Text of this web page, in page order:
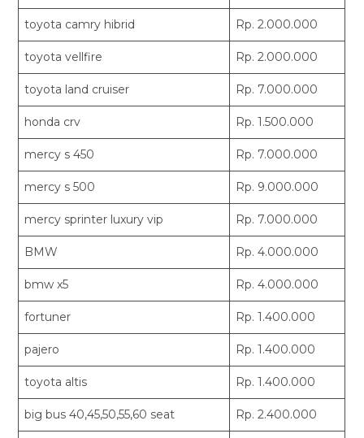
toyota camry hibrid Rp. 2.000.000
toyota vellfire Rp. 2.000.000
toyota land cruiser Rp. 7.000.000
honda crv Rp. 1.500.000
mercy s 450 Rp. 7.000.000
mercy s 500 Rp. 9.000.000
mercy sprinter luxury vip Rp. 7.000.000
BMW Rp. 4.000.000
bmw x5 Rp. 4.000.000
fortuner Rp. 1.400.000
pajero Rp. 1.400.000
toyota altis Rp. 1.400.000
big bus 40,45,50,55,60 seat Rp. 2.400.000